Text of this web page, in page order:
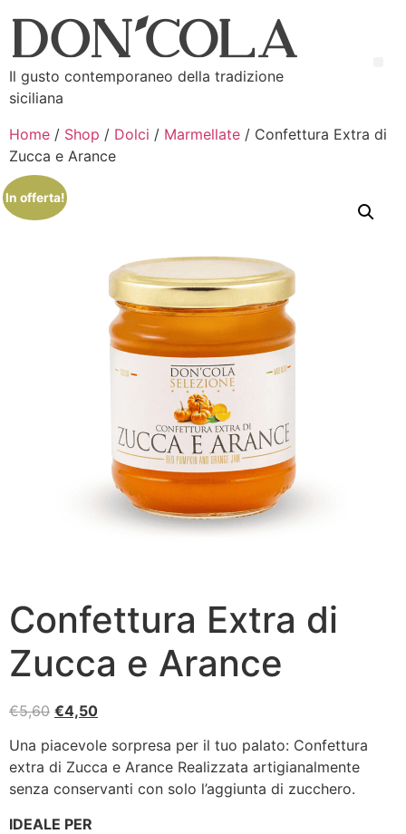
Il gusto contemporaneo della tradizione
siciliana
Home / Shop / Dolci / Marmellate / Confettura Extra di
Zucca e Arance
In offerta!
Confettura Extra di
Zucca e Arance
€5,60 €4,50
Una piacevole sorpresa per il tuo palato: Confettura
extra di Zucca e Arance Realizzata artigianalmente
senza conservanti con solo l’aggiunta di zucchero.
IDEALE PER